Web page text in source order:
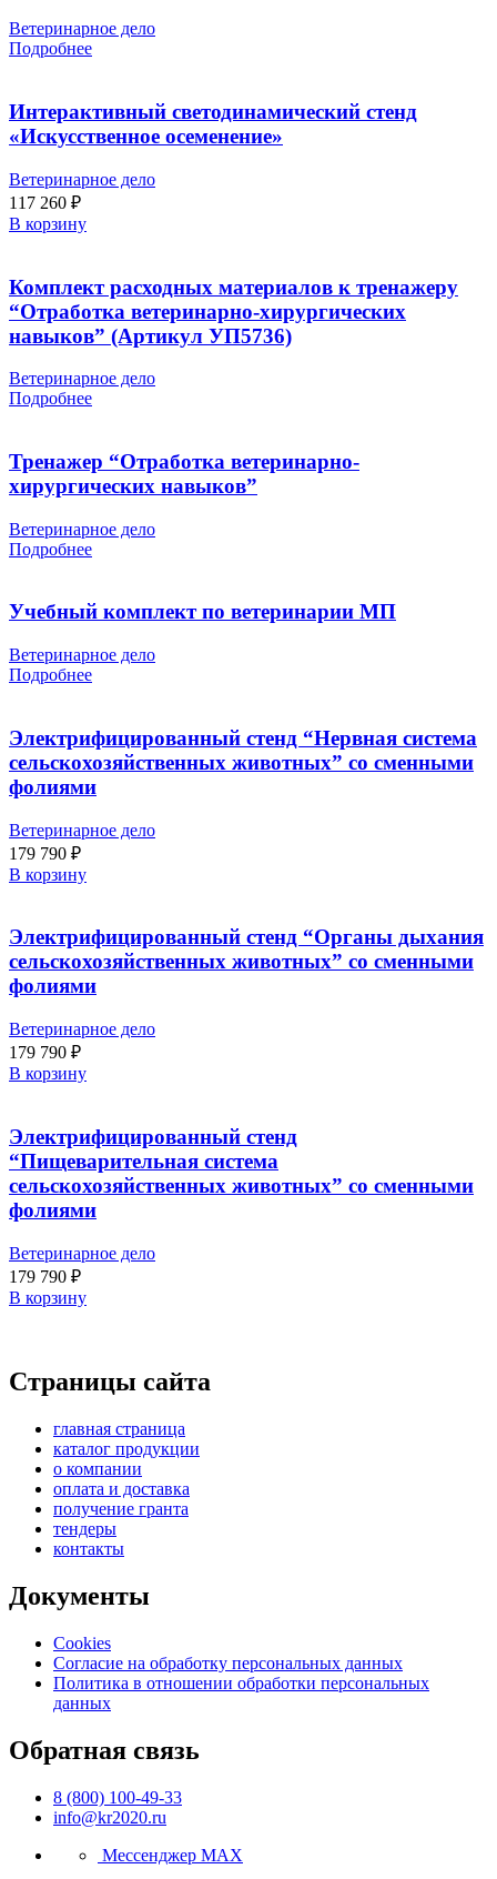
Ветеринарное дело
Подробнее
Интерактивный светодинамический стенд
«Искусственное осеменение»
Ветеринарное дело
117 260 ₽
В корзину
Комплект расходных материалов к тренажеру
“Отработка ветеринарно-хирургических
навыков” (Артикул УП5736)
Ветеринарное дело
Подробнее
Тренажер “Отработка ветеринарно-
хирургических навыков”
Ветеринарное дело
Подробнее
Учебный комплект по ветеринарии МП
Ветеринарное дело
Подробнее
Электрифицированный стенд “Нервная система
сельскохозяйственных животных” со сменными
фолиями
Ветеринарное дело
179 790 ₽
В корзину
Электрифицированный стенд “Органы дыхания
сельскохозяйственных животных” со сменными
фолиями
Ветеринарное дело
179 790 ₽
В корзину
Электрифицированный стенд
“Пищеварительная система
сельскохозяйственных животных” со сменными
фолиями
Ветеринарное дело
179 790 ₽
В корзину
Страницы сайта
главная страница
каталог продукции
о компании
оплата и доставка
получение гранта
тендеры
контакты
Документы
Cookies
Согласие на обработку персональных данных
Политика в отношении обработки персональных
данных
Обратная связь
8 (800) 100-49-33
info@kr2020.ru
Мессенджер MAX